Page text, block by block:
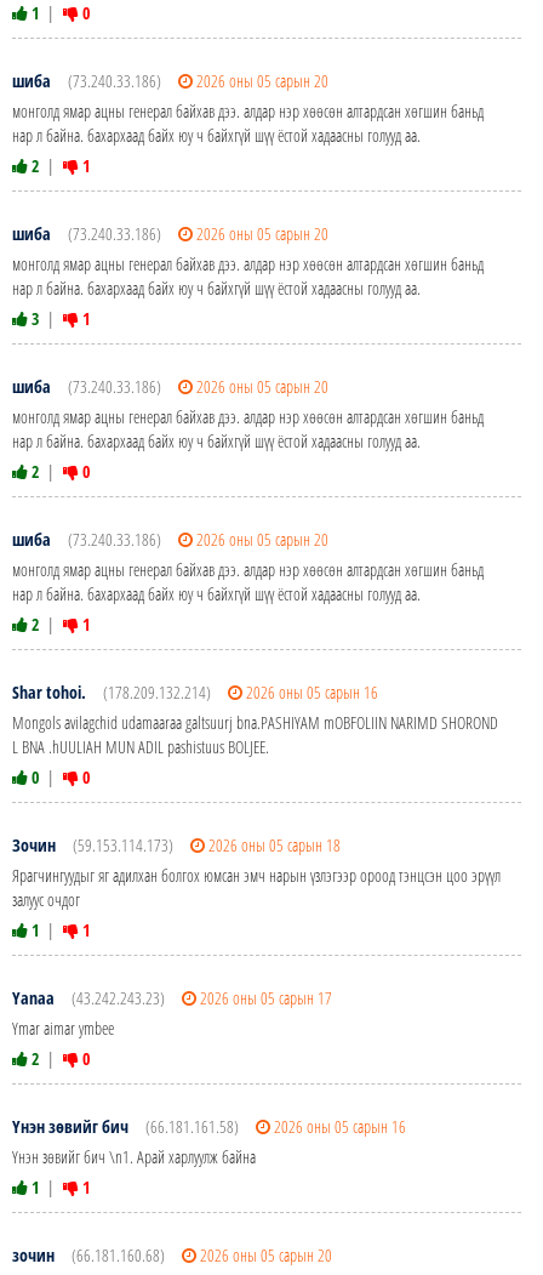
1 | 0
шиба (73.240.33.186)
2026 оны 05 сарын 20
монголд ямар ацны генерал байхав дээ. алдар нэр хөөсөн алтардсан хөгшин баньд
нар л байна. бахархаад байх юу ч байхгүй шүү ёстой хадаасны голууд аа.
2 | 1
шиба (73.240.33.186)
2026 оны 05 сарын 20
монголд ямар ацны генерал байхав дээ. алдар нэр хөөсөн алтардсан хөгшин баньд
нар л байна. бахархаад байх юу ч байхгүй шүү ёстой хадаасны голууд аа.
3 | 1
шиба (73.240.33.186)
2026 оны 05 сарын 20
монголд ямар ацны генерал байхав дээ. алдар нэр хөөсөн алтардсан хөгшин баньд
нар л байна. бахархаад байх юу ч байхгүй шүү ёстой хадаасны голууд аа.
2 | 0
шиба (73.240.33.186)
2026 оны 05 сарын 20
монголд ямар ацны генерал байхав дээ. алдар нэр хөөсөн алтардсан хөгшин баньд
нар л байна. бахархаад байх юу ч байхгүй шүү ёстой хадаасны голууд аа.
2 | 1
Shar tohoi. (178.209.132.214)
2026 оны 05 сарын 16
Mongols avilagchid udamaaraa galtsuurj bna.PASHIYAM mOBFOLIIN NARIMD SHOROND
L BNA .hUULIAH MUN ADIL pashistuus BOLJEE.
0 | 0
Зочин (59.153.114.173)
2026 оны 05 сарын 18
Ярагчингуудыг яг адилхан болгох юмсан эмч нарын үзлэгээр ороод тэнцсэн цоо эрүүл
залуус очдог
1 | 1
Yanaa (43.242.243.23)
2026 оны 05 сарын 17
Ymar aimar ymbee
2 | 0
Үнэн зөвийг бич (66.181.161.58)
2026 оны 05 сарын 16
Үнэн зөвийг бич \n1. Арай харлуулж байна
1 | 1
зочин (66.181.160.68)
2026 оны 05 сарын 20